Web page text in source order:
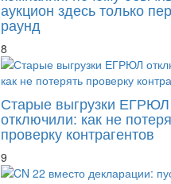
аукцион здесь только
раунд
8
Старые выгрузки ЕГРЮЛ
отключили: как не
проверку контрагентов
9